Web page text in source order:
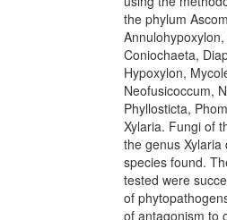
the phylum
Coniochaeta,
Hypoxylon,
Neofusicoccum,
Phyllosticta,
Xylaria. Fungi of
the genus
species found.
tested were
of
of antagonism to